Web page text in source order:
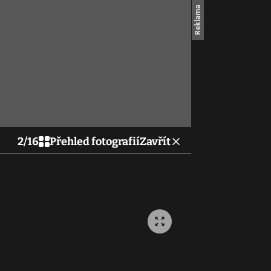
2/16 Přehled fotografiíZavřít